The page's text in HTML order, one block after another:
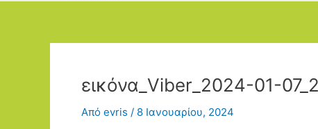
εικόνα_Viber_2024-01-
Από evris / 8 Ιανουαρίου, 2024